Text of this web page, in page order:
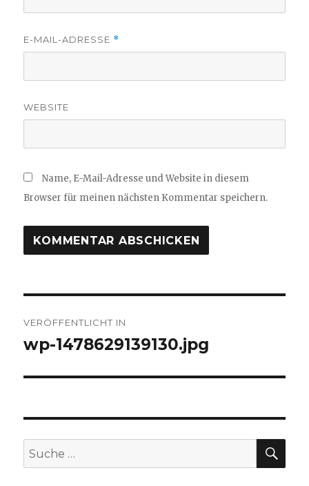
E-MAIL-ADRESSE *
WEBSITE
Name, E-Mail-Adresse und Website in diesem
Browser für meinen nächsten Kommentar speichern.
VERÖFFENTLICHT IN
wp-1478629139130.jpg
Suche
nach: